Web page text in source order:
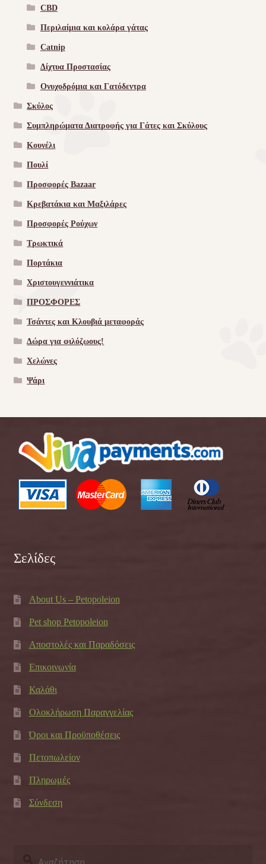
CBD
Περιλαίμια και κολάρα γάτας
Catnip
Δίχτυα Προστασίας
Ονυχοδρόμια και Γατόδεντρα
Σκύλος
Συμπληρώματα Διατροφής για Γάτες και Σκύλους
Κουνέλι
Πουλί
Προσφορές Bazaar
Κρεβατάκια και Μαξιλάρες
Προσφορές Ρούχων
Τρωκτικά
Πορτάκια
Χριστουγεννιάτικα
ΠΡΟΣΦΟΡΕΣ
Τσάντες και Κλουβιά μεταφοράς
Δώρα για φιλόζωους!
Χελώνες
Ψάρι
Σελίδες
About Us – Petopoleion
Pet shop Petopoleion
Αποστολές και Παραδόσεις
Επικοινωνία
Καλάθι
Ολοκλήρωση Παραγγελίας
Όροι και Προϋποθέσεις
Πετοπωλείον
Πληρωμές
Σύνδεση